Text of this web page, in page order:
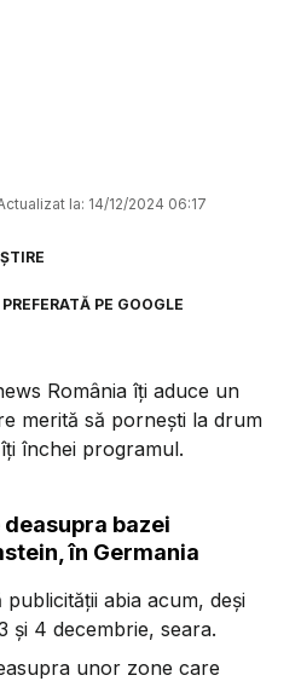
la: 14/12/2024 06:17
PE GOOGLE
România îți aduce un
merită să pornești la drum
închei programul.
bazei
în Germania
abia acum, deși
și 4 decembrie, seara.
unor zone care